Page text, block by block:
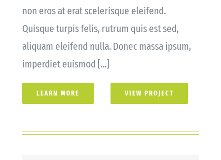
non eros at erat scelerisque eleifend.
Quisque turpis felis, rutrum quis est sed,
aliquam eleifend nulla. Donec massa ipsum,
imperdiet euismod [...]
LEARN MORE VIEW PROJECT